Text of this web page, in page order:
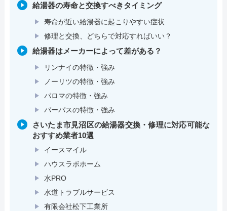
給湯器の寿命と交換すべきタイミング
寿命が近い給湯器に起こりやすい症状
修理と交換、どちらで対応すればいい？
給湯器はメーカーによって差がある？
リンナイの特徴・強み
ノーリツの特徴・強み
パロマの特徴・強み
パーパスの特徴・強み
さいたま市見沼区の給湯器交換・修理に対応可能な
おすすめ業者10選
イースマイル
ハウスラボホーム
水PRO
水道トラブルサービス
有限会社松下工業所